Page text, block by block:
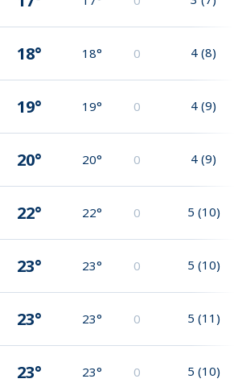
18° 18° 0 4 (8)
19° 19° 0 4 (9)
20° 20° 0 4 (9)
22° 22° 0 5 (10)
23° 23° 0 5 (10)
23° 23° 0 5 (11)
23° 23° 0 5 (10)